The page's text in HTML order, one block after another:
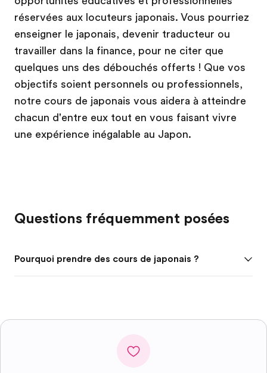
réservées aux locuteurs japonais. Vous pourriez
enseigner le japonais, devenir traducteur ou
travailler dans la finance, pour ne citer que
quelques uns des débouchés offerts ! Que vos
objectifs soient personnels ou professionnels,
notre cours de japonais vous aidera à atteindre
chacun d'entre eux tout en vous faisant vivre
une expérience inégalable au Japon.
Questions fréquemment posées
Pourquoi prendre des cours de japonais ?